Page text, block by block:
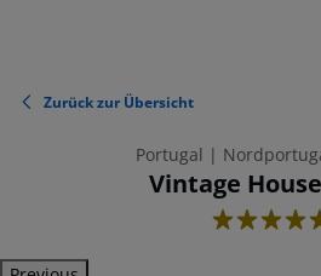
Zurück zur Übersicht
Portugal |
Vintage
5